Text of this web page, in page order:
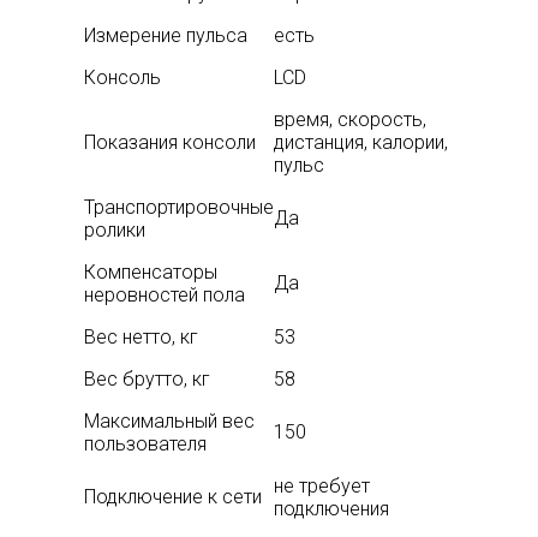
Измерение пульса
есть
Консоль
LCD
Показания консоли
время, скорость,
дистанция, калории,
пульс
Транспортировочные
ролики
Да
Компенсаторы
неровностей пола
Да
Вес нетто, кг
53
Вес брутто, кг
58
Максимальный вес
пользователя
150
Подключение к сети
не требует
подключения